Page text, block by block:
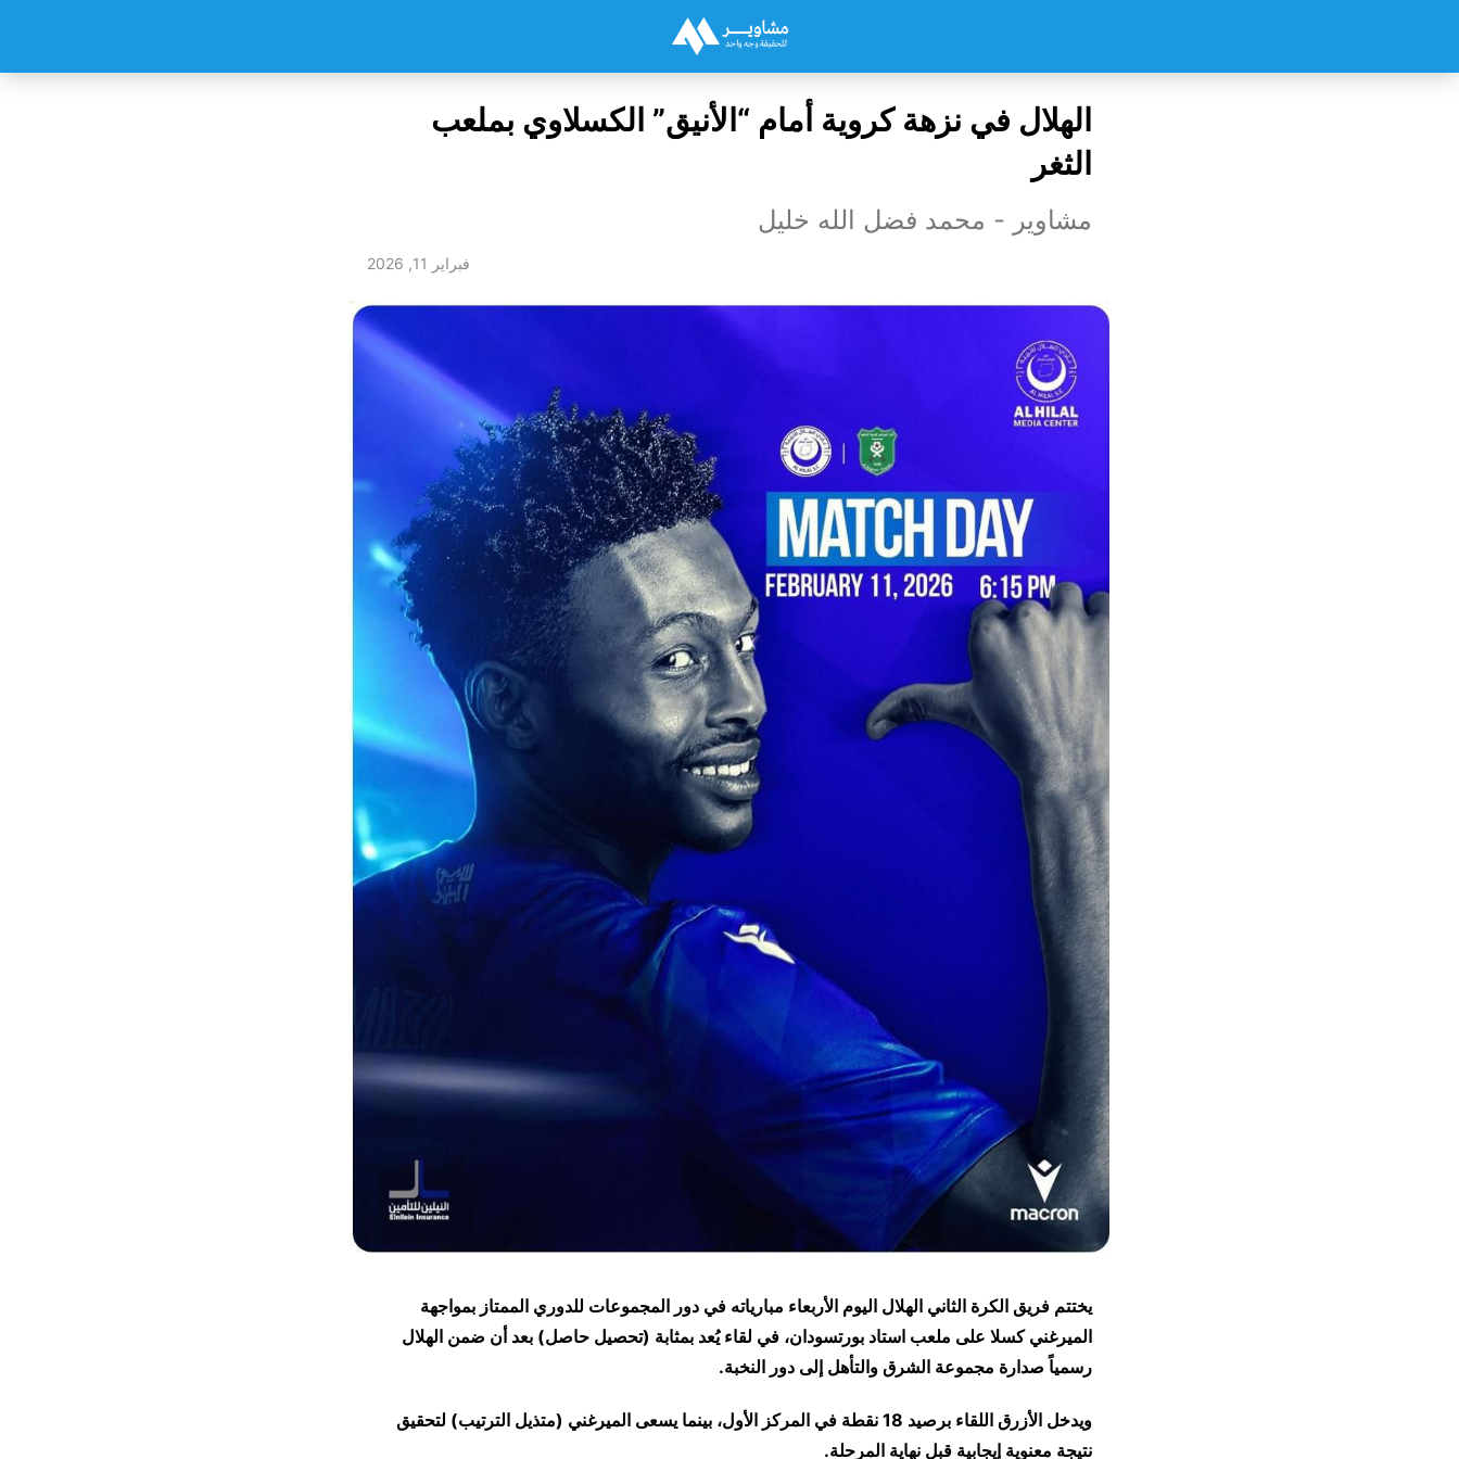
الهلال في نزهة كروية أمام “الأنيق” الكسلاوي بملعب
الثغر
مشاوير - محمد فضل الله خليل
فبراير 11, 2026
يختتم فريق الكرة الثاني الهلال اليوم الأربعاء مبارياته في دور المجموعات للدوري الممتاز بمواجهة
الميرغني كسلا على ملعب استاد بورتسودان، في لقاء يُعد بمثابة (تحصيل حاصل) بعد أن ضمن الهلال
رسمياً صدارة مجموعة الشرق والتأهل إلى دور النخبة.
ويدخل الأزرق اللقاء برصيد 18 نقطة في المركز الأول، بينما يسعى الميرغني (متذيل الترتيب) لتحقيق
نتيجة معنوية إيجابية قبل نهاية المرحلة.